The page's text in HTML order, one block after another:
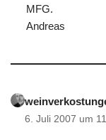
MFG.
Andreas
6. Juli 2007 um